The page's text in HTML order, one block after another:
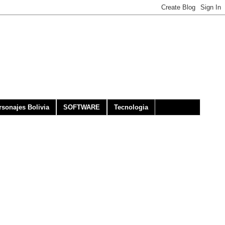
Bolivia SOFTWARE Tecnologia